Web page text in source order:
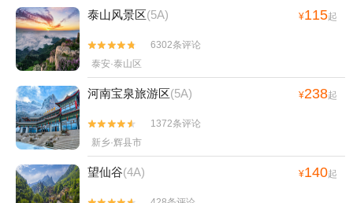
泰山风景区(5A) ¥115起


6302条评论
泰安·泰山区
河南宝泉旅游区(5A) ¥238起


1372条评论
新乡·辉县市
望仙谷(4A) ¥140起